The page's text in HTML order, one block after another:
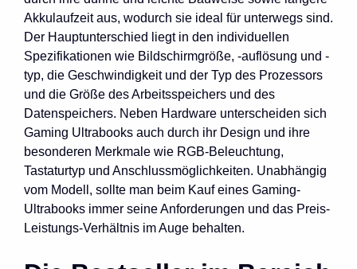
Akkulaufzeit aus, wodurch sie ideal für unterwegs sind.
Der Hauptunterschied liegt in den individuellen
Spezifikationen wie Bildschirmgröße, -auflösung und -
typ, die Geschwindigkeit und der Typ des Prozessors
und die Größe des Arbeitsspeichers und des
Datenspeichers. Neben Hardware unterscheiden sich
Gaming Ultrabooks auch durch ihr Design und ihre
besonderen Merkmale wie RGB-Beleuchtung,
Tastaturtyp und Anschlussmöglichkeiten. Unabhängig
vom Modell, sollte man beim Kauf eines Gaming-
Ultrabooks immer seine Anforderungen und das Preis-
Leistungs-Verhältnis im Auge behalten.